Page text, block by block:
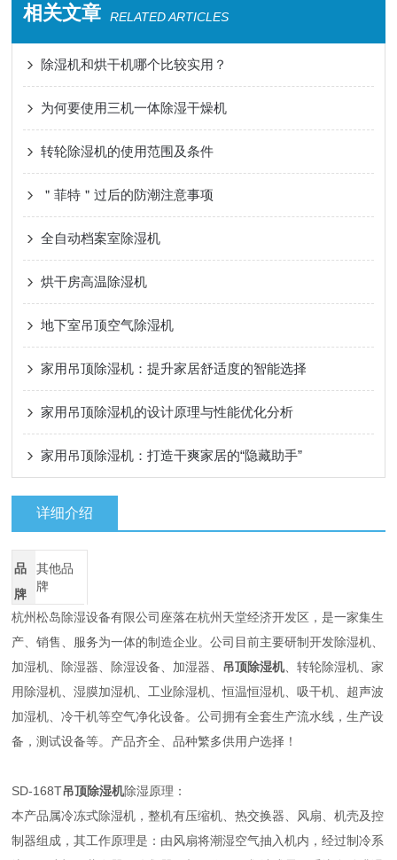
相关文章 RELATED ARTICLES
除湿机和烘干机哪个比较实用？
为何要使用三机一体除湿干燥机
转轮除湿机的使用范围及条件
＂菲特＂过后的防潮注意事项
全自动档案室除湿机
烘干房高温除湿机
地下室吊顶空气除湿机
家用吊顶除湿机：提升家居舒适度的智能选择
家用吊顶除湿机的设计原理与性能优化分析
家用吊顶除湿机：打造干爽家居的“隐藏助手”
详细介绍
品
牌
其他品
牌
杭州松岛除湿设备有限公司座落在杭州天堂经济开发区，是一家集生
产、销售、服务为一体的制造企业。公司目前主要研制开发除湿机、
加湿机、除湿器、除湿设备、加湿器、 吊顶除湿机、转轮除湿机、家
用除湿机、湿膜加湿机、工业除湿机、恒温恒湿机、吸干机、超声波
加湿机、冷干机等空气净化设备。公司拥有全套生产流水线，生产设
备，测试设备等。产品齐全、品种繁多供用户选择！
SD-168T吊顶除湿机除湿原理：
本产品属冷冻式除湿机，整机有压缩机、热交换器、风扇、机壳及控
制器组成，其工作原理是：由风扇将潮湿空气抽入机内，经过制冷系